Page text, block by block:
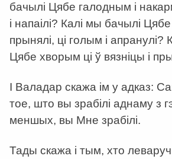
бачылі Цябе галодным і
і напаілі? Калі мы бачылі
прынялі, ці голым і апранулі?
Цябе хворым ці ў вязніцы і
I Валадар скажа ім у адказ:
тое, што вы зрабілі аднаму з
меншых, вы Мне зрабілі.
Тады скажа і тым, хто леваруч